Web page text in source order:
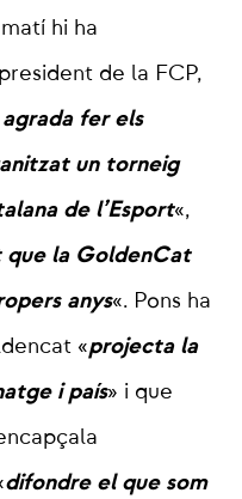
hi ha
de la FCP,
agrada fer els
un torneig
de l’Esport«,
que la GoldenCat
anys«. Pons ha
«projecta la
i país» i que
difondre el que som